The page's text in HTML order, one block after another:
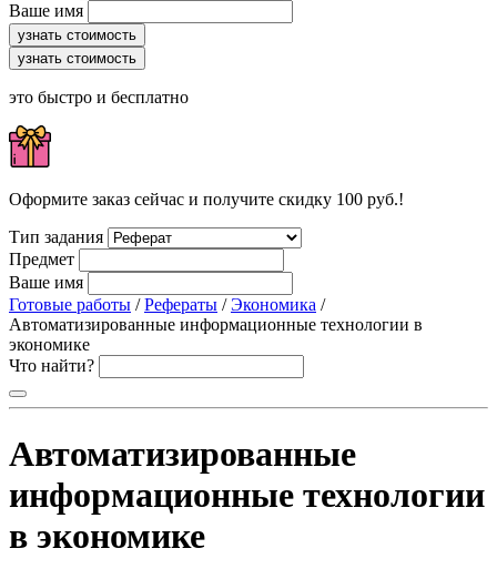
Ваше имя
узнать стоимость
узнать стоимость
это быстро и бесплатно
Оформите заказ сейчас и получите скидку 100 руб.!
Тип задания
Предмет
Ваше имя
Готовые работы /Рефераты /Экономика /
Автоматизированные информационные технологии в
экономике
Что найти?
Автоматизированные
информационные технологии
в экономике